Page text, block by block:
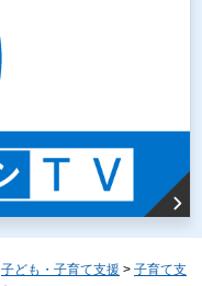
子ども・子育て支援 > 子育て支